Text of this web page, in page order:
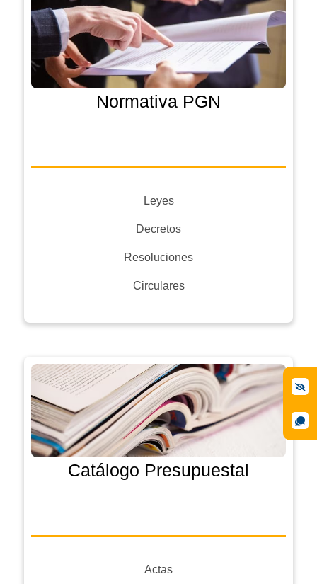
Normativa PGN
Leyes
Decretos
Resoluciones
Circulares
Catálogo Presupuestal
Actas